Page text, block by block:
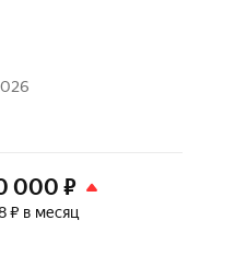
000 ₽
₽ в месяц